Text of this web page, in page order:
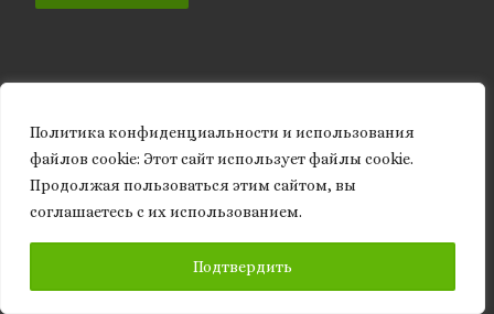
Политика конфиденциальности и использования
файлов сookie: Этот сайт использует файлы cookie.
Продолжая пользоваться этим сайтом, вы
соглашаетесь с их использованием.
Подтвердить
Архивы
Архивы